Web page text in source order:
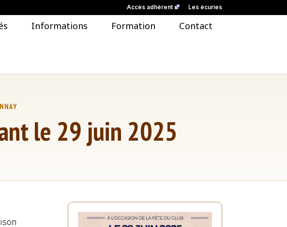
Accès adhérent Les écuries
Groupes
Informations Formation Contact
le 29 juin 2025